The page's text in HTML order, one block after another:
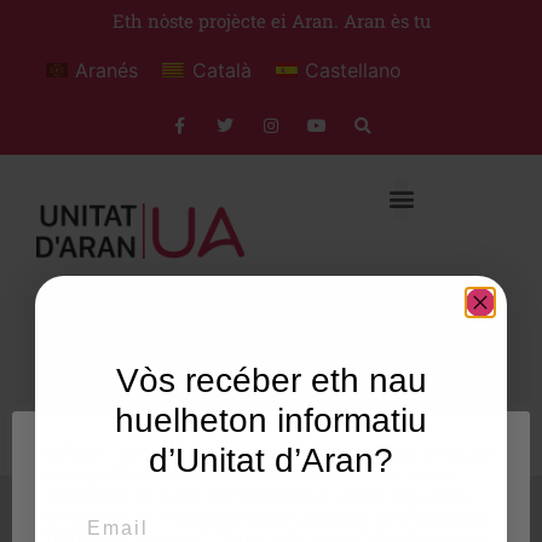
Eth nòste projècte ei Aran. Aran ès tu
Aranés Català Castellano
Estatuts
Utilisam "cookies" en nòste lòc web tà balhar ar usuari
ua experiéncia personalizada e optimizada, en tot
En hèr clic en "Acceptar totes", accèpte er emplec de
Vòs recéber eth nau
huelheton informatiu
d’Unitat d’Aran?